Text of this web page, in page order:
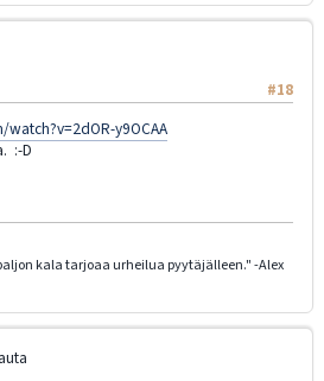
#18
y9OCAA
:-D
kala tarjoaa urheilua pyytäjälleen." -Alex